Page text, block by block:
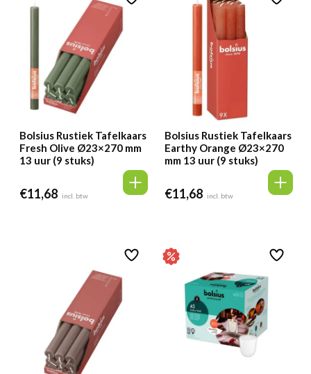
Bolsius Rustiek Tafelkaars
Fresh Olive Ø23×270 mm
13 uur (9 stuks)
€11,68 incl. btw
Bolsius Rustiek Tafelkaars
Earthy Orange Ø23×270
mm 13 uur (9 stuks)
€11,68 incl. btw